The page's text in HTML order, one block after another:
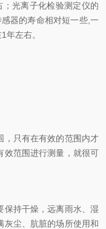
光离子化检验测定仪的
器的寿命相对短一些,一
年左右。
，只有在有效的范围内才
效范围进行测量，就很可
保持干燥，远离雨水、湿
灰尘、肮脏的场所使用和